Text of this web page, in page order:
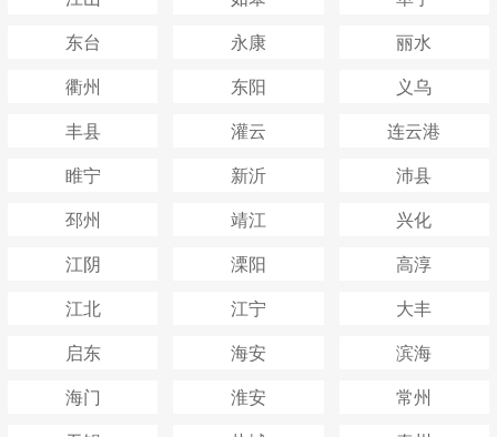
东台
永康
丽水
衢州
东阳
义乌
丰县
灌云
连云港
睢宁
新沂
沛县
邳州
靖江
兴化
江阴
溧阳
高淳
江北
江宁
大丰
启东
海安
滨海
海门
淮安
常州